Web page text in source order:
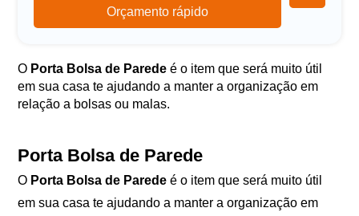
Orçamento rápido
O Porta Bolsa de Parede é o item que será muito útil
em sua casa te ajudando a manter a organização em
relação a bolsas ou malas.
Porta Bolsa de Parede
O Porta Bolsa de Parede é o item que será muito útil
em sua casa te ajudando a manter a organização em